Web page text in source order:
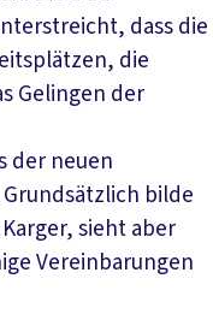
dass die
die
Gelingen der
der neuen
bilde
sieht aber
Vereinbarungen